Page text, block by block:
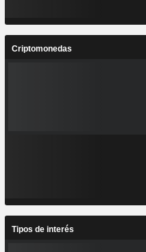
Criptomonedas
Tipos de interés